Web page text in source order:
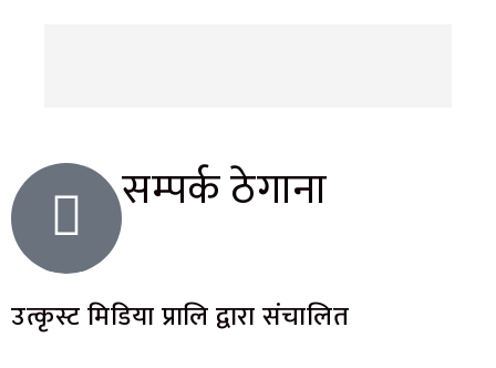
सम्पर्क ठेगाना
उत्कृस्ट मिडिया प्रालि द्वारा संचालित